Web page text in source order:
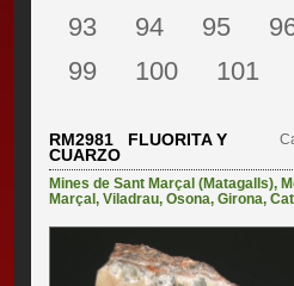
93
94 95
99
100 101
RM2981 FLUORITA Y
CUARZO
Mines de Sant Marçal (Matagalls),
Marçal,Viladrau,Osona,Girona,